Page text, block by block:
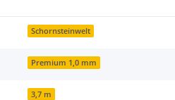
Schornsteinwelt
Premium 1,0 mm
3,7 m